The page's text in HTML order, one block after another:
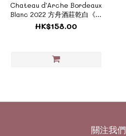
Chateau d'Arche Bordeaux
Blanc 2022 方舟酒莊乾白《醇
酒系列 - F132A》
HK$158.00
關注我們